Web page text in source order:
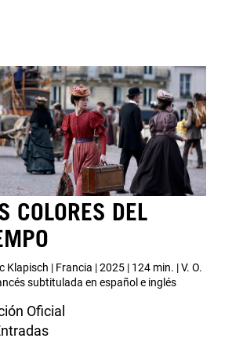
COLORES DEL
Klapisch | Francia | 2025 | 124 min. | V. O.
subtitulada en español e inglés
Oficial